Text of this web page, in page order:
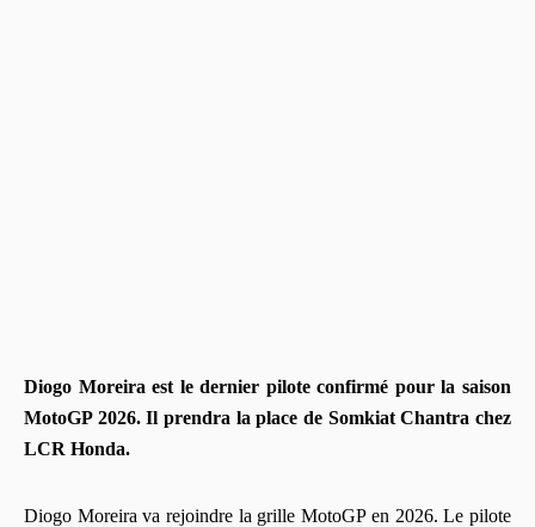
Diogo Moreira est le dernier pilote confirmé pour la saison
MotoGP 2026. Il prendra la place de Somkiat Chantra chez
LCR Honda.
Diogo Moreira va rejoindre la grille MotoGP en 2026. Le pilote